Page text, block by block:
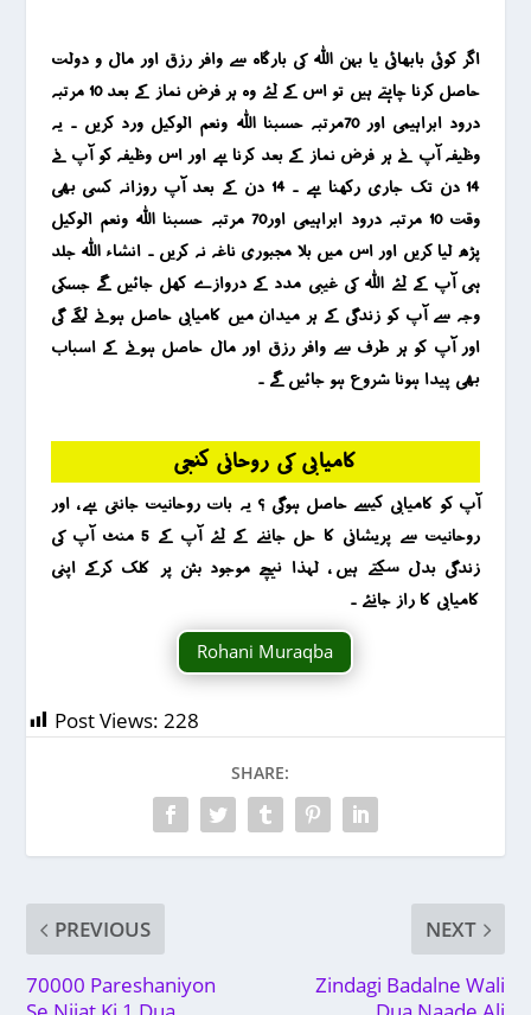
اگر کوئی بابھائی یا بہن اللہ کی بارگاہ سے وافر رزق اور مال و دولت
حاصل کرنا چاہتے ہیں تو اس کے لئے وہ ہر فرض نماز کے بعد 10 مرتبہ
درود ابراہیمی اور 70مرتبہ حسبنا اللہ ونعم الوکیل ورد کریں ۔ یہ
وظیفہ آپ نے ہر فرض نماز کے بعد کرنا ہے اور اس وظیفہ کو آپ نے
14 دن تک جاری رکھنا ہے ۔ 14 دن کے بعد آپ روزانہ کسی بھی
وقت 10 مرتبہ درود ابراہیمی اور70 مرتبہ حسبنا اللہ ونعم الوکیل
پڑھ لیا کریں اور اس میں بلا مجبوری ناغہ نہ کریں ۔ انشاء اللہ جلد
ہی آپ کے لئے اللہ کی غیبی مدد کے دروازے کھل جائیں گے جسکی
وجہ سے آپ کو زندگی کے ہر میدان میں کامیابی حاصل ہونے لگے گی
اور آپ کو ہر طرف سے وافر رزق اور مال حاصل ہونے کے اسباب
بھی پیدا ہونا شروع ہو جائیں گے ۔
کامیابی کی روحانی کنجی
آپ کو کامیابی کیسے حاصل ہوگی ؟ یہ بات روحانیت جانتی ہے ، اور
روحانیت سے پریشانی کا حل جاننے کے لئے آپ کے 5 منٹ آپ کی
زندگی بدل سکتے ہیں ، لہذا نیچے موجود بٹن پر کلک کرکے اپنی
کامیابی کا راز جانئے ۔
Rohani Muraqba
Post Views: 228
SHARE:
PREVIOUS
70000 Pareshaniyon
NEXT
Zindagi Badalne Wali